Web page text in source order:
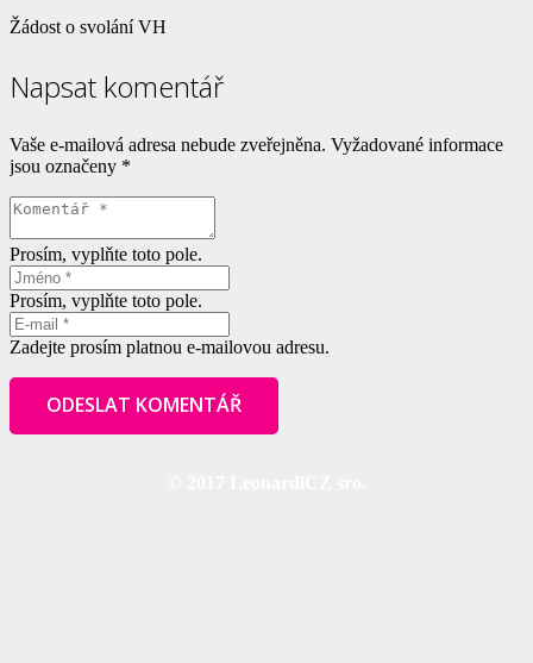
Žádost o svolání VH
Napsat komentář
Vaše e-mailová adresa nebude zveřejněna. Vyžadované informace
jsou označeny *
Prosím, vyplňte toto pole.
Prosím, vyplňte toto pole.
Zadejte prosím platnou e-mailovou adresu.
ODESLAT KOMENTÁŘ